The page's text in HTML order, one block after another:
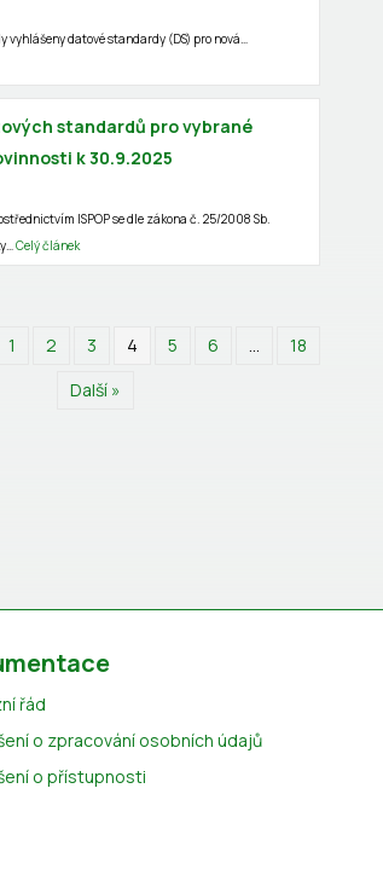
vyhlášeny datové standardy (DS) pro nová…
standardů pro vybrané
k 30.9.2025
ISPOP se dle zákona č. 25/2008 Sb.
Celý článek
1 2 3 4 5 6 …
18
Další »
řád
o zpracování osobních údajů
o přístupnosti